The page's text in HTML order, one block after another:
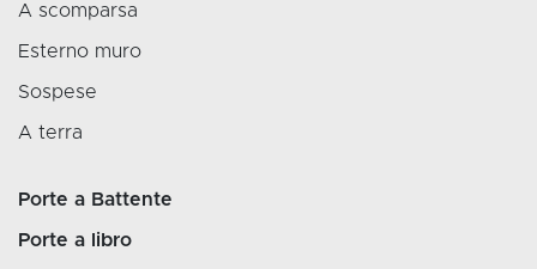
A scomparsa
Esterno muro
Sospese
A terra
Porte a Battente
Porte a libro